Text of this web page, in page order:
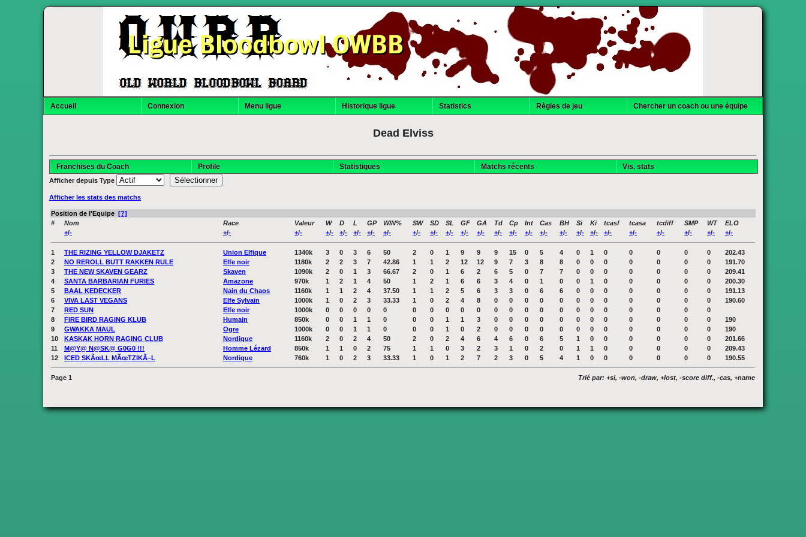
Ligue Bloodbowl OWBB
Accueil Connexion Menu ligue Historique ligue Statistics Règles de jeu Chercher un coach ou une équipe
Dead Elviss
Franchises du Coach Profile Statistiques Matchs récents Vis. stats
Afficher depuis Type
Afficher les stats des matchs
Position de l'Equipe [?]
#
Nom Race Valeur W D L GP WIN% SW SD SL GF GA Td Cp Int Cas BH Si Ki tcasf tcasa tcdiff SMP WT
ELO
+/- +/- +/- +/- +/- +/- +/- +/- +/- +/- +/- +/- +/- +/- +/- +/- +/- +/- +/- +/- +/- +/- +/- +/- +/- +/-
1 THE RIZING YELLOW DJAKETZ Union Elfique 1340k 3 0 3 6 50 2 0 1 9 9 9 15 0 5 4 0 1 0 0 0 0 0
202.43
2
NO REROLL BUTT RAKKEN RULE Elfe noir 1180k 2 2 3 7 42.86 1 1 2 12 12 9 7 3 8 8 0 0 0 0 0 0 0
191.70
3
THE NEW SKAVEN GEARZ Skaven 1090k 2 0 1 3 66.67 2 0 1 6 2 6 5 0 7 7 0 0 0 0 0 0 0
209.41
4
SANTA BARBARIAN FURIES Amazone 970k 1 2 1 4 50 1 2 1 6 6 3 4 0 1 0 0 1 0 0 0 0 0
200.30
5
BAAL KEDECKER Nain du Chaos 1160k 1 1 2 4 37.50 1 1 2 5 6 3 3 0 6 6 0 0 0 0 0 0 0
191.13
6
VIVA LAST VEGANS Elfe Sylvain 1000k 1 0 2 3 33.33 1 0 2 4 8 0 0 0 0 0 0 0 0 0 0 0 0
190.60
7
RED SUN Elfe noir 1000k 0 0 0 0 0 0 0 0 0 0 0 0 0 0 0 0 0 0 0 0 0
0
8
FIRE BIRD RAGING KLUB Humain 850k 0 0 1 1 0 0 0 1 1 3 0 0 0 0 0 0 0 0 0 0 0 0
190
9
GWAKKA MAUL Ogre 1000k 0 0 1 1 0 0 0 1 0 2 0 0 0 0 0 0 0 0 0 0 0 0
190
10
KASKAK HORN RAGING CLUB Nordique 1160k 2 0 2 4 50 2 0 2 4 6 4 6 0 6 5 1 0 0 0 0 0 0
201.66
11
M@Y@ N@SK@ G0G0 !!! Homme Lézard 850k 1 1 0 2 75 1 1 0 3 2 3 1 0 2 0 1 1 0 0 0 0 0
209.43
12
ICED SKÃœLL MÃœTZIKÃ–L Nordique 760k 1 0 2 3 33.33 1 0 1 2 7 2 3 0 5 4 1 0 0 0 0 0 0 190.55
Page 1 Trié par: +si, -won, -draw, +lost, -score diff., -cas, +name